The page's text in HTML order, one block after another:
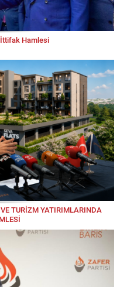
İttifak Hamlesi
TURİZM YATIRIMLARINDA